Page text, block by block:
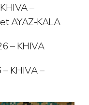
–
AYAZ-KALA
– KHIVA
KHIVA –